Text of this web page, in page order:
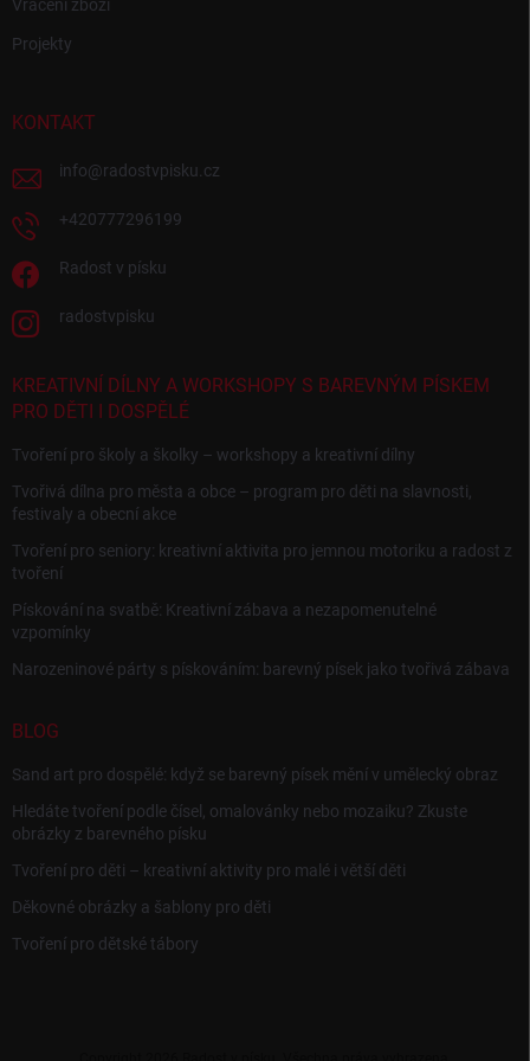
Vrácení zboží
Projekty
KONTAKT
info@radostvpisku.cz
+420777296199
Radost v písku
radostvpisku
KREATIVNÍ DÍLNY A WORKSHOPY S BAREVNÝM PÍSKEM
PRO DĚTI I DOSPĚLÉ
Tvoření pro školy a školky – workshopy a kreativní dílny
Tvořivá dílna pro města a obce – program pro děti na slavnosti,
festivaly a obecní akce
Tvoření pro seniory: kreativní aktivita pro jemnou motoriku a radost z
tvoření
Pískování na svatbě: Kreativní zábava a nezapomenutelné
vzpomínky
Narozeninové párty s pískováním: barevný písek jako tvořivá zábava
BLOG
Sand art pro dospělé: když se barevný písek mění v umělecký obraz
Hledáte tvoření podle čísel, omalovánky nebo mozaiku? Zkuste
obrázky z barevného písku
Tvoření pro děti – kreativní aktivity pro malé i větší děti
Děkovné obrázky a šablony pro děti
Tvoření pro dětské tábory